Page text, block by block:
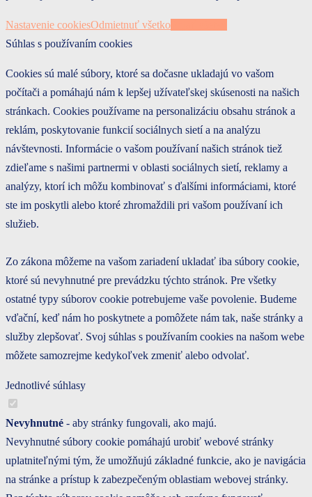
Nastavenie cookiesOdmietnuť všetko
Súhlas s používaním cookies
Cookies sú malé súbory, ktoré sa dočasne ukladajú vo vašom
počítači a pomáhajú nám k lepšej užívateľskej skúsenosti na našich
stránkach. Cookies používame na personalizáciu obsahu stránok a
reklám, poskytovanie funkcií sociálnych sietí a na analýzu
návštevnosti. Informácie o vašom používaní našich stránok tiež
zdieľame s našimi partnermi v oblasti sociálnych sietí, reklamy a
analýzy, ktorí ich môžu kombinovať s ďalšími informáciami, ktoré
ste im poskytli alebo ktoré zhromaždili pri vašom používaní ich
služieb.
Zo zákona môžeme na vašom zariadení ukladať iba súbory cookie,
ktoré sú nevyhnutné pre prevádzku týchto stránok. Pre všetky
ostatné typy súborov cookie potrebujeme vaše povolenie. Budeme
vďační, keď nám ho poskytnete a pomôžete nám tak, naše stránky a
služby zlepšovať. Svoj súhlas s používaním cookies na našom webe
môžete samozrejme kedykoľvek zmeniť alebo odvolať.
Jednotlivé súhlasy
Nevyhnutné - aby stránky fungovali, ako majú.
Nevyhnutné súbory cookie pomáhajú urobiť webové stránky
uplatniteľnými tým, že umožňujú základné funkcie, ako je navigácia
na stránke a prístup k zabezpečeným oblastiam webovej stránky.